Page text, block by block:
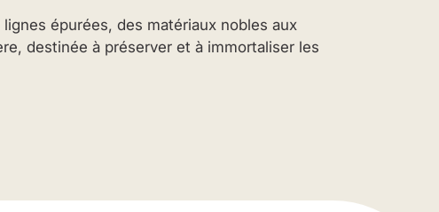
épurées, des matériaux nobles aux
destinée à préserver et à immortaliser les